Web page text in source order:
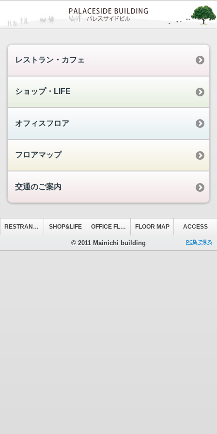
レストラン・カフェ
ショップ・LIFE
オフィスフロア
フロアマップ
交通のご案内
RESTRANT&CAFE SHOP&LIFE OFFICE FLOOR FLOOR MAP ACCESS
© 2011 Mainichi building PC版で見る